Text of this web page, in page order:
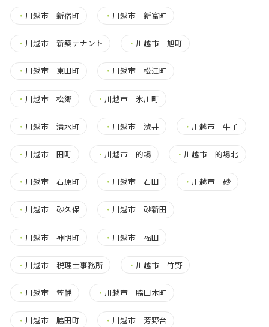
・ 川越市 新宿町 ・ 川越市 新富町
・ 川越市 新築テナント ・ 川越市 旭町
・ 川越市 東田町 ・ 川越市 松江町
・ 川越市 松郷 ・ 川越市 氷川町
・ 川越市 清水町 ・ 川越市 渋井 ・ 川越市 牛子
・ 川越市 田町 ・ 川越市 的場 ・ 川越市 的場北
・ 川越市 石原町 ・ 川越市 石田 ・ 川越市 砂
・ 川越市 砂久保 ・ 川越市 砂新田
・ 川越市 神明町 ・ 川越市 福田
・ 川越市 税理士事務所 ・ 川越市 竹野
・ 川越市 笠幡 ・ 川越市 脇田本町
・ 川越市 脇田町 ・ 川越市 芳野台